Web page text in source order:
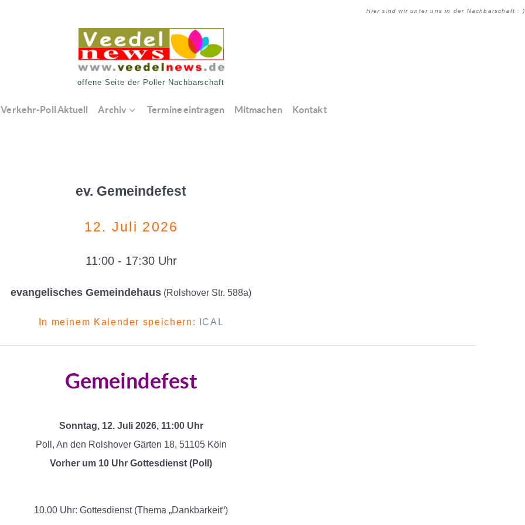
Hier sind wir unter uns in der Nachbarschaft : )
offene Seite der Poller Nachbarschaft
Verkehr-Poll Aktuell Archiv Termine eintragen Mitmachen Kontakt
ev. Gemeindefest
12. Juli 2026
11:00 - 17:30 Uhr
evangelisches Gemeindehaus (Rolshover Str. 588a)
In meinem Kalender speichern: ICAL
Gemeindefest
Sonntag, 12. Juli 2026, 11:00 Uhr
Poll, An den Rolshover Gärten 18, 51105 Köln
Vorher um 10 Uhr Gottesdienst (Poll)
10.00 Uhr: Gottesdienst (Thema „Dankbarkeit“)